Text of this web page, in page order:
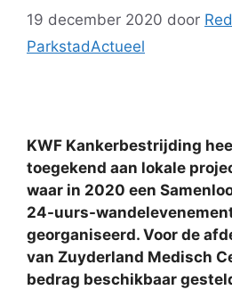
19 december 2020 door
ParkstadActueel
KWF Kankerbestrijding
toegekend aan lokale
waar in 2020 een
24-uurs-
georganiseerd. Voor de
van Zuyderland Medisch
bedrag beschikbaar